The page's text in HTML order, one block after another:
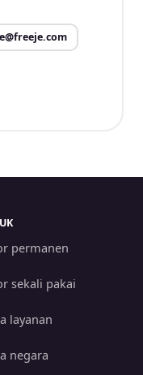
permanen
sekali pakai
layanan
negara